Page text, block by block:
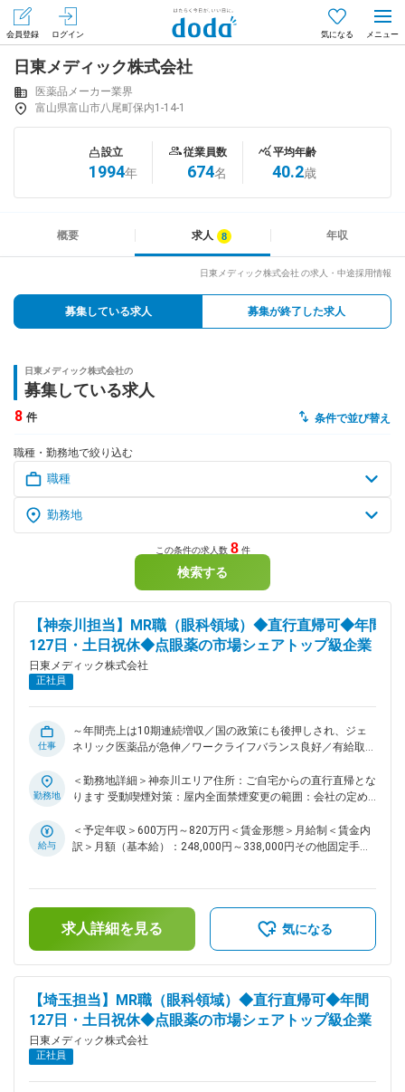
会員登録 ログイン 気になる
会員登録（無料）
はじめてdodaをご利用される方へ
求人を紹介してもらう
知りたい・聞きたい
専門サイト
対応時間：10:00～22:00(日曜・年末年始を除く)
自動案内は24時間365日対応
転職の「モヤモヤ」、一人で悩まず
気軽に相談してみませんか？
dodaの使い方は？
ヘルプ サイトマップ
日東メディック株式会社
医薬品メーカー業界
富山県富山市八尾町保内1-14-1
設立
1994年
従業員数
674名
平均年齢
40.2歳
概要 求人 年収
日東メディック株式会社 の求人・中途採用情報
募集している求人 募集が終了した求人
日東メディック株式会社の
募集している求人
8 件 条件で並び替え
職種・勤務地で絞り込む
この条件の求人数 8件
検索する
【神奈川担当】MR職（眼科領域）◆直行直帰可◆年間
127日・土日祝休◆点眼薬の市場シェアトップ級企業
日東メディック株式会社
正社員
仕事
～年間売上は10期連続増収／国の政策にも後押しされ、ジェ
ネリック医薬品が急伸／ワークライフバランス良好／有給取得
病院、眼科をメインに、開業医などに当社製品の情報提供及び
医療現場の情報収集を行っていきます。お客様と良好な関係を
の日常の営業活動を担当します。 スケジュールの立て方は裁
量にお任せしています。 ・1件のお客様への対応頻度は月2～3
営業車の貸与あり、原則直行／直帰スタイルです。 ■当社の特
徴： ◇当社は、眼科用の医薬品に特化し、点眼薬の市場シェア
は、国内トップクラスです。 ◇薬事法改正に伴う医薬品の製造
普及が後押しとなっており、年間売上は10期連続増収です。
◇今後は、海外事業に力を入れていく動きを取っております。
今まで国内事業を着実に伸ばしてきましたが、アジア地域に広
げてきていく計画があり、成長性のある会社です。 ■企業理
念： ◇「使う人の立場で、それ以上を目指す」 製造・販売業
勤務地
＜勤務地詳細＞神奈川エリア住所：ご自宅からの直行直帰とな
ります 受動喫煙対策：屋内全面禁煙変更の範囲：会社の定め
給与
＜予定年収＞600万円～820万円＜賃金形態＞月給制＜賃金内
訳＞月額（基本給）：248,000円～338,000円その他固定手当/
営業手当15,000円／勤務地手当30,000円■賞与実績年2回※過
去実績計6.8ヵ月※会社・個人の業績により支給されます。※評
価期間全期間在籍した方が対象となり、初年度は対象となりま
する可能性があります。月給(月額)は固定手当を含めた表記で
す。
求人詳細を見る 気になる
【埼玉担当】MR職（眼科領域）◆直行直帰可◆年間
127日・土日祝休◆点眼薬の市場シェアトップ級企業
日東メディック株式会社
正社員